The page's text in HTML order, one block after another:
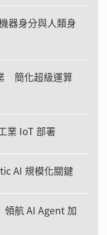
器身分與人類身
簡化超級運算
業 IoT 部署
AI 規模化關鍵
航 AI Agent 加